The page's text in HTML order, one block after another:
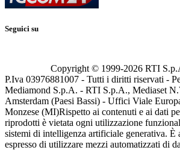
Seguici su
Copyright © 1999-2026 RTI
P.Iva 03976881007 - Tutti i diritti riservati -
Mediamond S.p.A. - RTI S.p.A., Mediaset
Amsterdam (Paesi Bassi) - Uffici Viale
Monzese (MI)Rispetto ai contenuti e ai dati
riprodotti è vietata ogni utilizzazione
sistemi di intelligenza artificiale generativa. È
espresso di utilizzare mezzi automatizzati di